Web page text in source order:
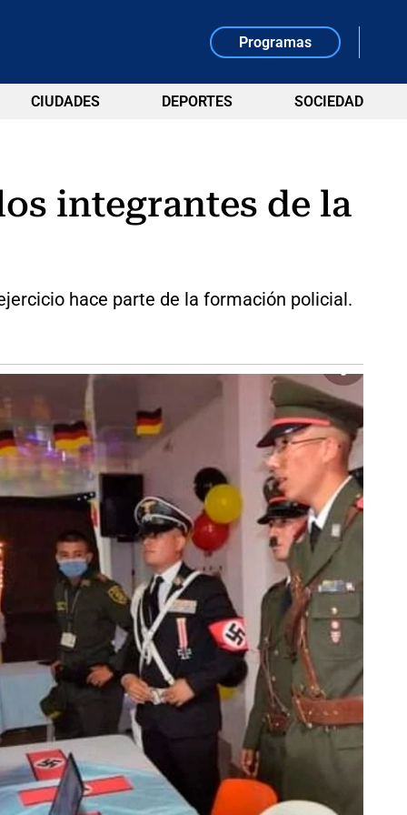
Programas
CIUDADES DEPORTES SOCIEDAD
integrantes de la
hace parte de la formación policial.